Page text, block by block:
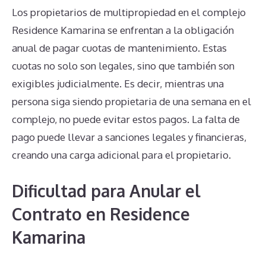
Los propietarios de multipropiedad en el complejo
Residence Kamarina se enfrentan a la obligación
anual de pagar cuotas de mantenimiento. Estas
cuotas no solo son legales, sino que también son
exigibles judicialmente. Es decir, mientras una
persona siga siendo propietaria de una semana en el
complejo, no puede evitar estos pagos. La falta de
pago puede llevar a sanciones legales y financieras,
creando una carga adicional para el propietario.
Dificultad para Anular el
Contrato en Residence
Kamarina